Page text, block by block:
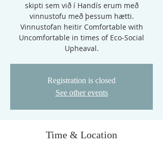
skipti sem við í Handís erum með
vinnustofu með þessum hætti.
Vinnustofan heitir Comfortable with
Uncomfortable in times of Eco-Social
Upheaval.
Registration is closed
See other events
Time & Location